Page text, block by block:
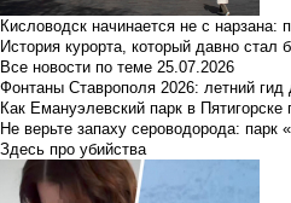
Кисловодск начинается не с нарзана:
История курорта, который давно стал
Все новости по теме 25.07.2026
Фонтаны Ставрополя 2026: летний
Как Емануэлевский парк в
Не верьте запаху сероводорода: парк
Здесь про убийства